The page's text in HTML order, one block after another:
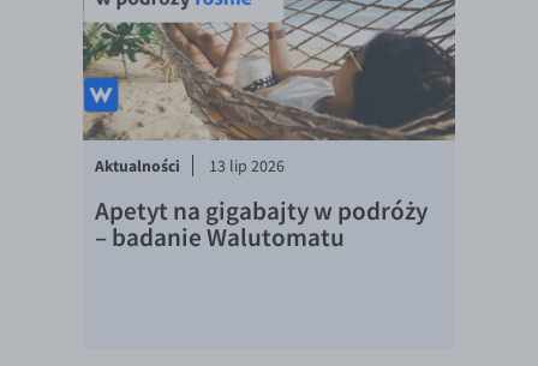
Aktualności 13 lip 2026
Apetyt na gigabajty w podróży
– badanie Walutomatu